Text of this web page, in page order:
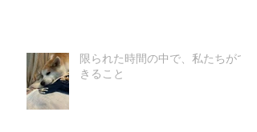
限られた時間の中で、私たちがで
きること